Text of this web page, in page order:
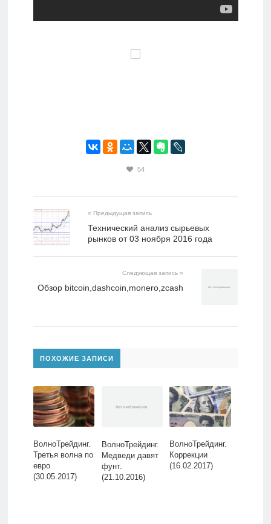
54
« Предыдущая запись
​Технический анализ сырьевых
рынков от 03 ноября 2016 года
Следующая запись »
Обзор bitcoin,dashcoin,monero,zcash
ПОХОЖИЕ ЗАПИСИ
ВолноТрейдинг.
Третья волна по
евро
(30.05.2017)
ВолноТрейдинг.
Медведи давят
фунт.
(21.10.2016)
ВолноТрейдинг.
Коррекции
(16.02.2017)